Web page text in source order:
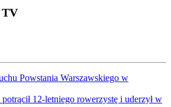
TV
Powstania Warszawskiego w
12-letniego rowerzystę i uderzył w